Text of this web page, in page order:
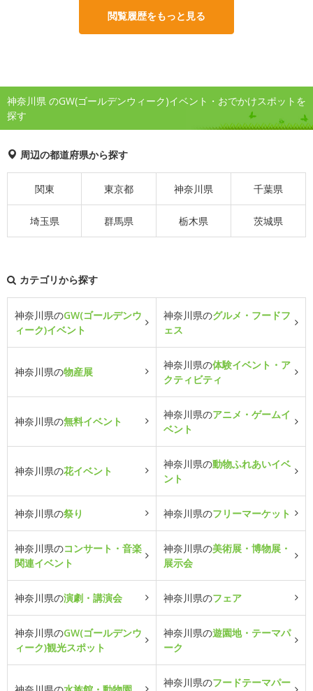
閲覧履歴をもっと見る
神奈川県 のGW(ゴールデンウィーク)イベント・おでかけスポットを
探す
周辺の都道府県から探す
関東 東京都 神奈川県 千葉県
埼玉県 群馬県 栃木県 茨城県
カテゴリから探す
神奈川県のGW(ゴールデンウ
ィーク)イベント
神奈川県のグルメ・フードフ
ェス
神奈川県の物産展
神奈川県の体験イベント・ア
クティビティ
神奈川県の無料イベント
神奈川県のアニメ・ゲームイ
ベント
神奈川県の花イベント
神奈川県の動物ふれあいイベ
ント
神奈川県の祭り 神奈川県のフリーマーケット
神奈川県のコンサート・音楽
関連イベント
神奈川県の美術展・博物展・
展示会
神奈川県の演劇・講演会 神奈川県のフェア
神奈川県のGW(ゴールデンウ
ィーク)観光スポット
神奈川県の遊園地・テーマパ
ーク
神奈川県のフードテーマパー